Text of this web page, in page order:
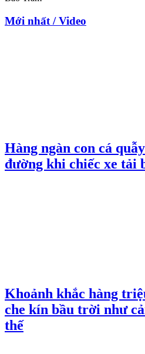
Mới nhất / Video
Hàng ngàn con cá
đường khi chiếc xe tải
Khoảnh khắc hàng
che kín bầu trời như
thế